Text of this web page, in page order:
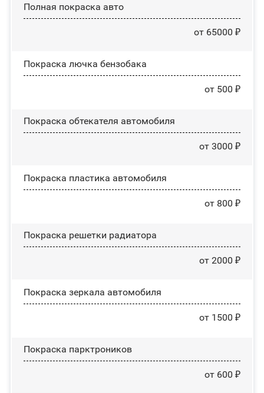
Полная покраска авто
от 65000 ₽
Покраска лючка бензобака
от 500 ₽
Покраска обтекателя автомобиля
от 3000 ₽
Покраска пластика автомобиля
от 800 ₽
Покраска решетки радиатора
от 2000 ₽
Покраска зеркала автомобиля
от 1500 ₽
Покраска парктроников
от 600 ₽